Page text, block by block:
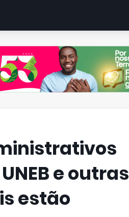
e outras
estão